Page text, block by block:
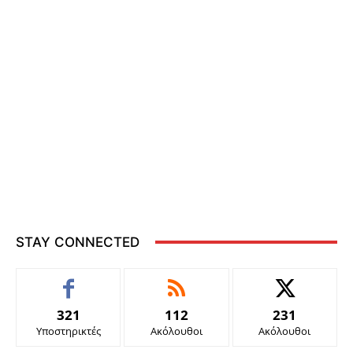
STAY CONNECTED
321
Υποστηρικτές
112
Ακόλουθοι
231
Ακόλουθοι